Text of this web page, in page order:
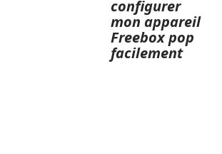
configurer
mon appareil
Freebox pop
facilement